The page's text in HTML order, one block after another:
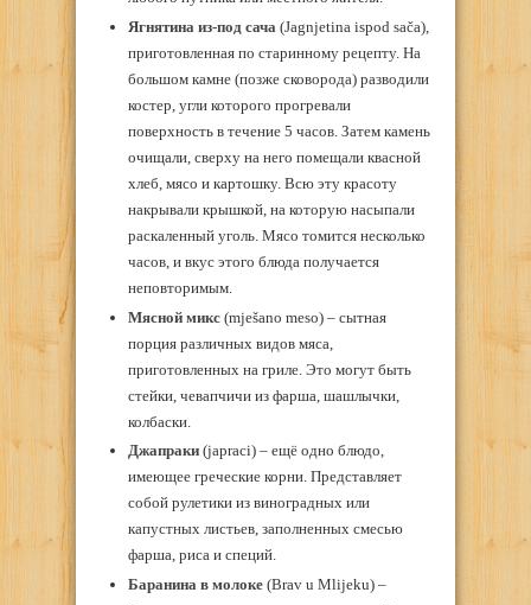
Ягнятина из-под сача (Jagnjetina ispod sača),
приготовленная по старинному рецепту. На
большом камне (позже сковорода) разводили
костер, угли которого прогревали
поверхность в течение 5 часов. Затем камень
очищали, сверху на него помещали квасной
хлеб, мясо и картошку. Всю эту красоту
накрывали крышкой, на которую насыпали
раскаленный уголь. Мясо томится несколько
часов, и вкус этого блюда получается
неповторимым.
Мясной микс(mješano meso) – сытная
порция различных видов мяса,
приготовленных на гриле. Это могут быть
стейки, чевапчичи из фарша, шашлычки,
колбаски.
Джапраки(japraci) – ещё одно блюдо,
имеющее греческие корни. Представляет
собой рулетики из виноградных или
капустных листьев, заполненных смесью
фарша, риса и специй.
Баранина в молоке(Brav u Mlijeku) –